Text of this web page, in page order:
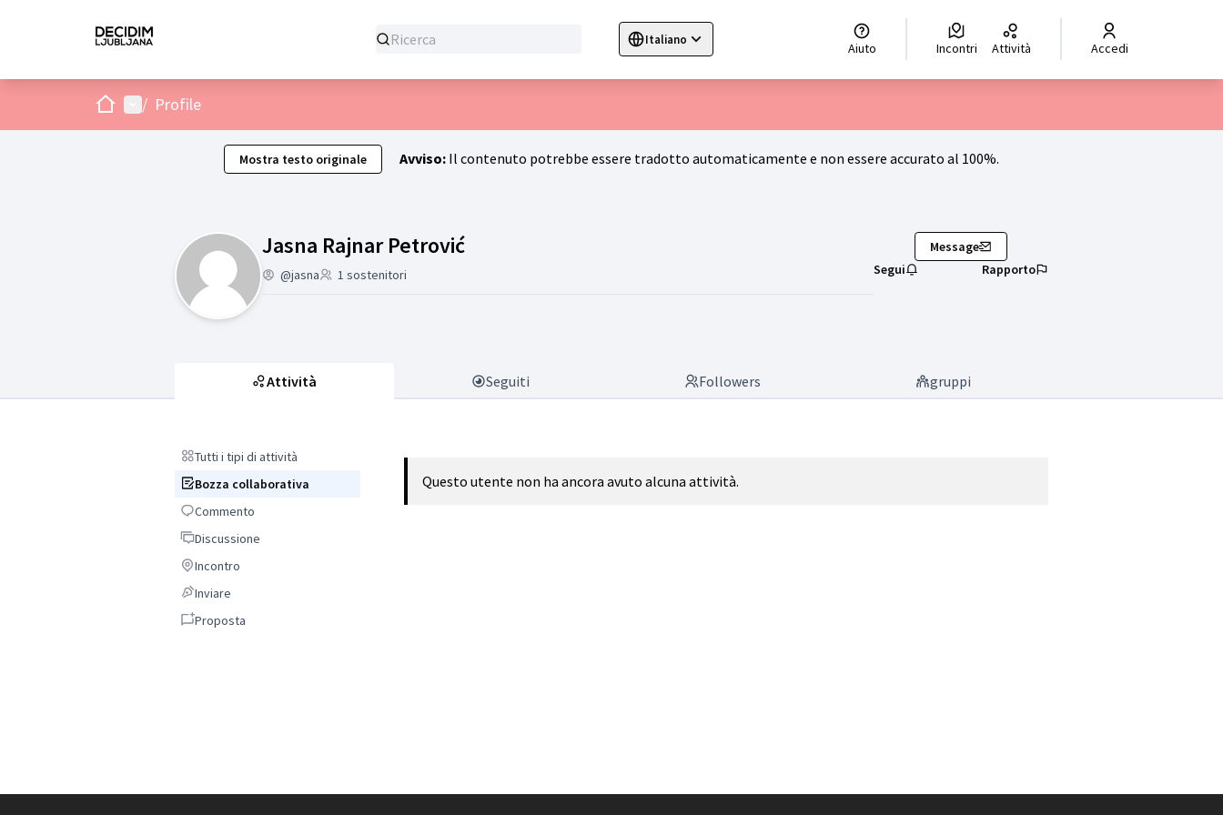
Italiano
Sprache wählen Choisir la langue Scegli la lingua Izberi jezik Dil seçiniz
Aiuto Incontri Attività Accedi
HomeMenù principale
/ Profile
Mostra testo originale Avviso: Il contenuto potrebbe essere tradotto automaticamente e non essere accurato al 100%.
Jasna Rajnar PetrovićAttività (Jasna Rajnar Petrović)
@jasna 1 sostenitori
Message
Segui
Rapporto
Attività Seguiti Followers gruppi
Tutti i tipi di attività
Tutti i tipi di attività
Bozza collaborativa
Bozza collaborativa
Commento
Commento
Discussione
Discussione
Incontro
Incontro
InviareInviare
Proposta
Proposta
Questo utente non ha ancora avuto alcuna attività.